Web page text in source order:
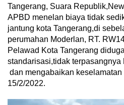
Tangerang, Suara
APBD menelan biaya tidak
jantung kota Tangerang,di
perumahan Moderlan, RT.
Pelawad Kota Tangerang
standarisasi,tidak
dan mengabaikan
15/2/2022.